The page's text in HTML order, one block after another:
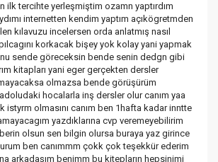
ilk tercihte yerleşmiştim ozamn yaptırdım
internetten kendim yaptım açıkögretmden
kılavuzu incelersen orda anlatmış nasıl
korkacak bişey yok kolay yani yapmak
sende göreceksin bende senin dedgn gibi
kitapları yani eger gerçekten dersler
olmazsa bende görüşürüm
hocalarla inş dersler olur canım yaa
istyrm olmasını canım ben 1hafta kadar inntte
yazdıklarına cvp veremeyebilirim
olsun sen bilgin olursa buraya yaz girince
ben canımmm çokk çok teşekkür ederim
arkadaşım benimm bu kitepların hepsinimi